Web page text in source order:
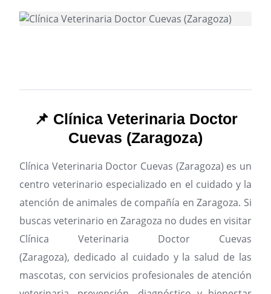
📌 Clínica Veterinaria Doctor
Cuevas (Zaragoza)
Clínica Veterinaria Doctor Cuevas (Zaragoza) es un
centro veterinario especializado en el cuidado y la
atención de animales de compañía en Zaragoza. Si
buscas veterinario en Zaragoza no dudes en visitar
Clínica Veterinaria Doctor Cuevas
(Zaragoza), dedicado al cuidado y la salud de las
mascotas, con servicios profesionales de atención